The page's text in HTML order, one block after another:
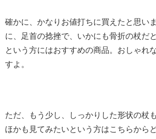
確かに、かなりお値打ちに買えたと思い
に、足首の捻挫で、いかにも骨折の杖だ
という方にはおすすめの商品。おしゃれ
すよ。
ただ、もう少し、しっかりした形状の杖
ほかも見てみたいという方はこちらから